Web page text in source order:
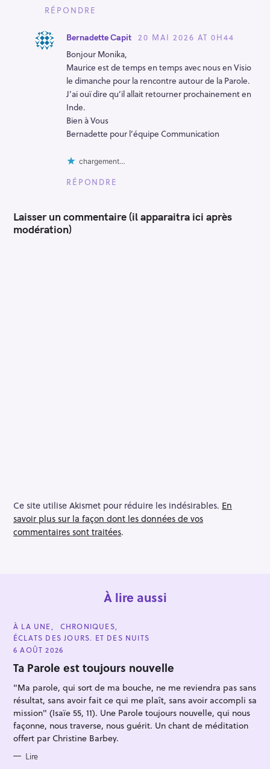
RÉPONDRE
Bernadette Capit
20 MAI 2026 AT 0H44
Bonjour Monika,
Maurice est de temps en temps avec nous en Visio
le dimanche pour la rencontre autour de la Parole.
J’ai ouï dire qu’il allait retourner prochainement en
Inde.
Bien à Vous
Bernadette pour l’équipe Communication
chargement…
RÉPONDRE
Laisser un commentaire (il apparaitra ici après
modération)
Ce site utilise Akismet pour réduire les indésirables. En
savoir plus sur la façon dont les données de vos
commentaires sont traitées.
À lire aussi
C
A
T
E
O
R
E
À LA UNE
CHRONIQUES
ÉCLATS DES JOURS. ET DES NUITS
6 AOÛT 2026
Ta Parole est toujours nouvelle
"Ma parole, qui sort de ma bouche, ne me reviendra pas sans
résultat, sans avoir fait ce qui me plaît, sans avoir accompli sa
mission" (Isaïe 55, 11). Une Parole toujours nouvelle, qui nous
façonne, nous traverse, nous guérit. Un chant de méditation
offert par Christine Barbey.
Lire